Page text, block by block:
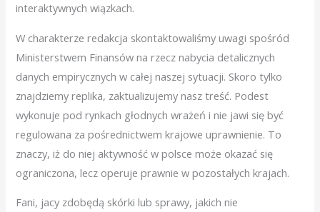
interaktywnych wiązkach.
W charakterze redakcja skontaktowaliśmy uwagi spośród
Ministerstwem Finansów na rzecz nabycia detalicznych
danych empirycznych w całej naszej sytuacji. Skoro tylko
znajdziemy replika, zaktualizujemy nasz treść. Podest
wykonuje pod rynkach głodnych wrażeń i nie jawi się być
regulowana za pośrednictwem krajowe uprawnienie. To
znaczy, iż do niej aktywność w polsce może okazać się
ograniczona, lecz operuje prawnie w pozostałych krajach.
Fani, jacy zdobędą skórki lub sprawy, jakich nie